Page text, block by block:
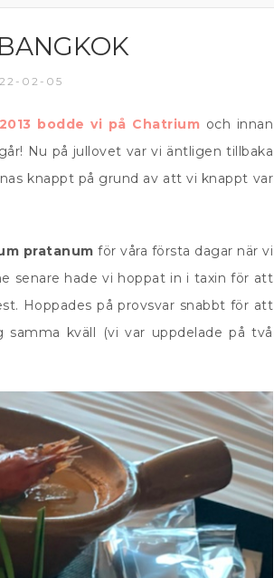
02-05
2013 bodde vi på Chatrium och innan
Nu på jullovet var vi äntligen tillbaka
knappt på grund av att vi knappt var
pratanum för våra första dagar när vi
senare hade vi hoppat in i taxin för att
Hoppades på provsvar snabbt för att
kväll (vi var uppdelade på två